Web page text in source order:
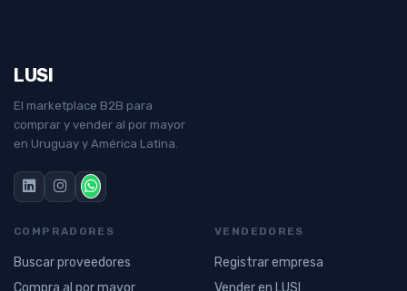
LUSI
El marketplace B2B para
comprar y vender al por mayor
en Uruguay y América Latina.
COMPRADORES
Buscar proveedores
Compra al por mayor
VENDEDORES
Registrar empresa
Vender en LUSI